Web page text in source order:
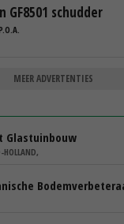
GF8501 schudder
MEER ADVERTENTIES
Glastuinbouw